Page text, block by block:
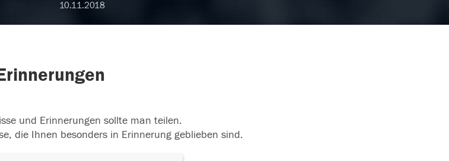
10.11.2018
und Erinnerungen sollte man teilen.
die Ihnen besonders in Erinnerung geblieben sind.